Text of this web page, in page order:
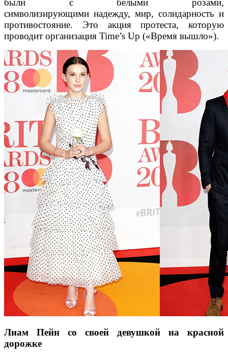
были с белыми розами,
символизирующими надежду, мир, солидарность и
противостояние. Это акция протеста, которую
проводит организация Time’s Up («Время вышло»).
Лиам Пейн со своей девушкой на красной
дорожке